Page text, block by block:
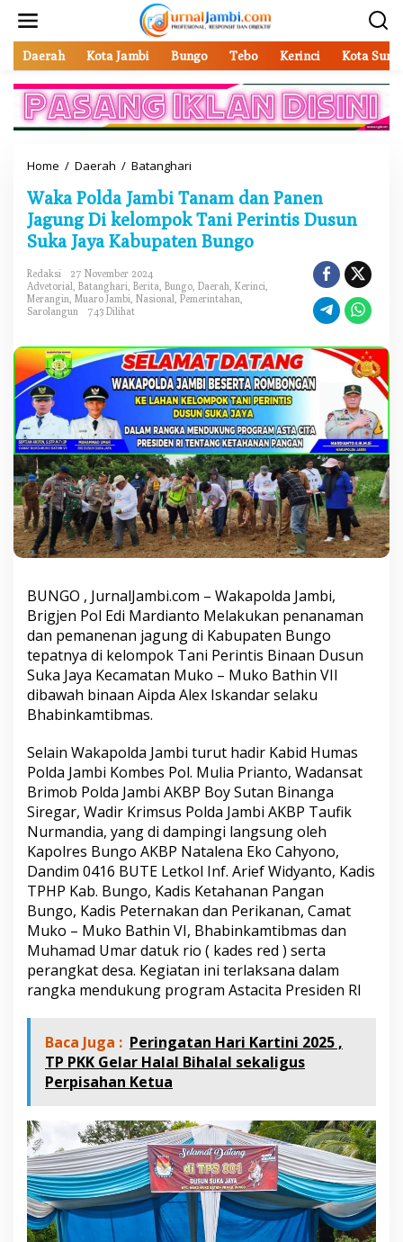
Daerah Kota Jambi Bungo Tebo Kerinci Kota
Home / Daerah / Batanghari
k
a
P
o
d
a
m
b
i
T
a
n
a
m
d
a
n
P
a
n
J
a
g
u
n
g
D
e
o
m
p
o
k
T
a
n
i
P
r
i
n
s
D
u
n
S
u
k
a
Waka Polda Jambi Tanam dan Panen
Jagung Di kelompok Tani Perintis Dusun
Suka Jaya Kabupaten Bungo
Redaksi
27 November 2024
Advetorial
Batanghari Berita Bungo Daerah Kerinci
Merangin Muaro Jambi Nasional Pemerintahan
Sarolangun
743 Dilihat
BUNGO , JurnalJambi.com – Wakapolda Jambi,
Brigjen Pol Edi Mardianto Melakukan penanaman
dan pemanenan jagung di Kabupaten Bungo
tepatnya di kelompok Tani Perintis Binaan Dusun
Suka Jaya Kecamatan Muko – Muko Bathin VII
dibawah binaan Aipda Alex Iskandar selaku
Bhabinkamtibmas.
Selain Wakapolda Jambi turut hadir Kabid Humas
Polda Jambi Kombes Pol. Mulia Prianto, Wadansat
Brimob Polda Jambi AKBP Boy Sutan Binanga
Siregar, Wadir Krimsus Polda Jambi AKBP Taufik
Nurmandia, yang di dampingi langsung oleh
Kapolres Bungo AKBP Natalena Eko Cahyono,
Dandim 0416 BUTE Letkol Inf. Arief Widyanto, Kadis
TPHP Kab. Bungo, Kadis Ketahanan Pangan
Bungo, Kadis Peternakan dan Perikanan, Camat
Muko – Muko Bathin VI, Bhabinkamtibmas dan
Muhamad Umar datuk rio ( kades red ) serta
perangkat desa. Kegiatan ini terlaksana dalam
rangka mendukung program Astacita Presiden RI
Baca Juga : Peringatan Hari Kartini 2025 ,
TP PKK Gelar Halal Bihalal sekaligus
Perpisahan Ketua